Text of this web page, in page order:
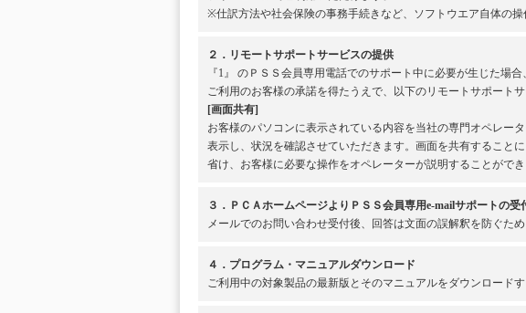
※仕訳方法や社会保険の事務手続きなど、ソフトウエア自体の
２．リモートサポートサービスの提供
『1』 のＰＳＳ会員専用電話でのサポート中に必要が生じた場
ご利用のお客様の承諾を得たうえで、以下のリモートサポートサ
[画面共有]
お客様のパソコンに表示されている内容を当社の専門オペレー
表示し、状況を確認させていただきます。画面を共有すること
省け、お客様に必要な操作をオペレーターが説明することができ
３．ＰＣＡホームページよりＰＳＳ会員専用e-mailサポートの受
メールでのお問い合わせ受付後、回答は文面の誤解釈を防ぐた
４．プログラム・マニュアルダウンロード
ご利用中の対象製品の最新版とそのマニュアルをダウンロードす